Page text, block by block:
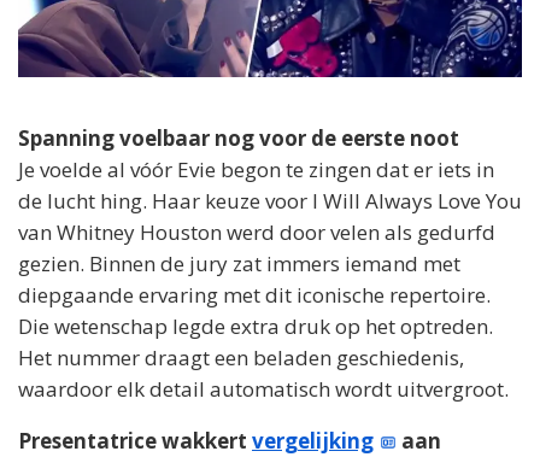
Spanning voelbaar nog voor de eerste noot
Je voelde al vóór Evie begon te zingen dat er iets in
de lucht hing. Haar keuze voor I Will Always Love You
van Whitney Houston werd door velen als gedurfd
gezien. Binnen de jury zat immers iemand met
diepgaande ervaring met dit iconische repertoire.
Die wetenschap legde extra druk op het optreden.
Het nummer draagt een beladen geschiedenis,
waardoor elk detail automatisch wordt uitvergroot.
Presentatrice wakkert vergelijking
aan